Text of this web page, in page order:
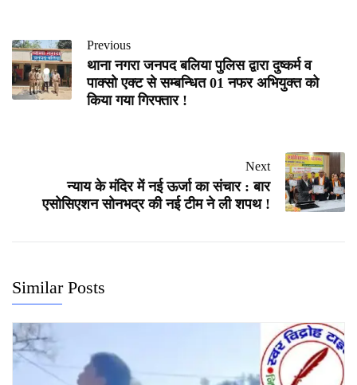
Previous
थाना नगरा जनपद बलिया पुलिस द्वारा दुष्कर्म व
पाक्सो एक्ट से सम्बन्धित 01 नफर अभियुक्त को
किया गया गिरफ्तार !
Next
न्याय के मंदिर में नई ऊर्जा का संचार : बार
एसोसिएशन सोनभद्र की नई टीम ने ली शपथ !
Similar Posts